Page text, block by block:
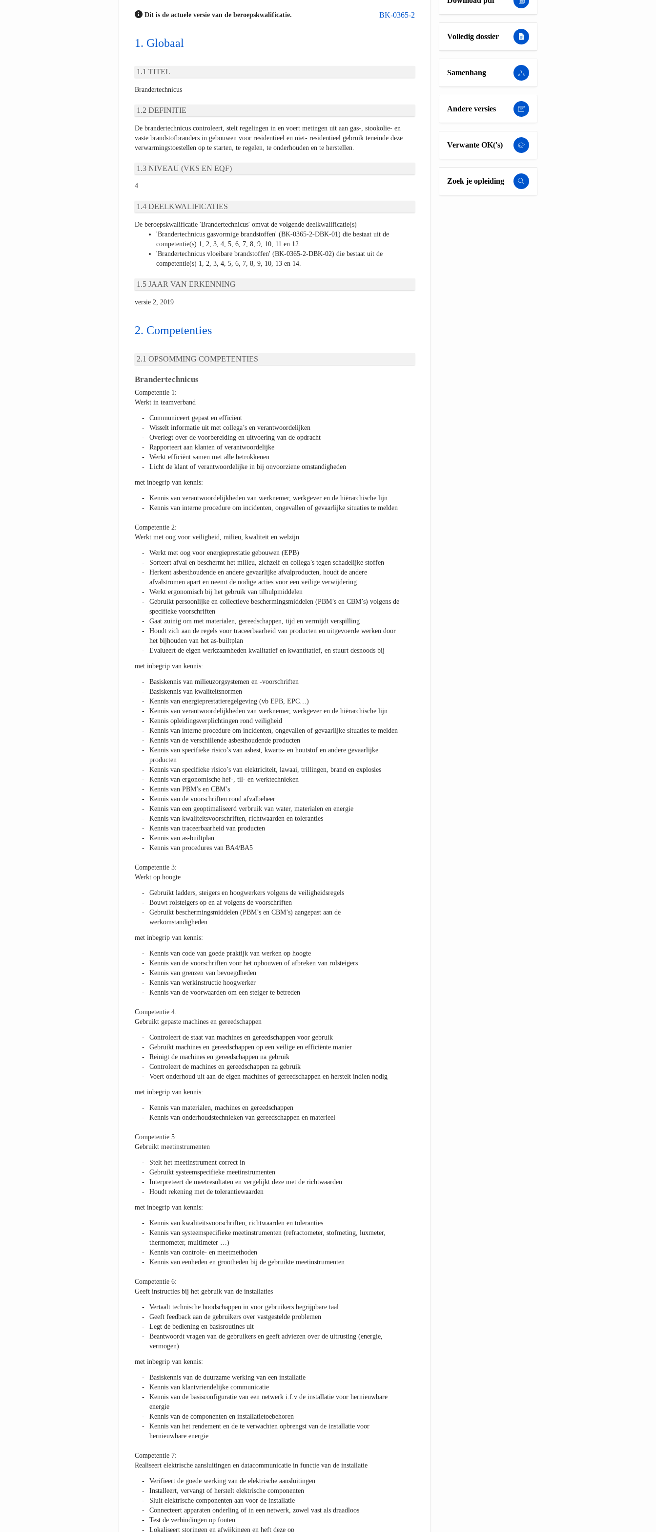
BK-0365-2
Dit is de actuele versie van de beroepskwalificatie.
Globaal
TITEL
Brandertechnicus
DEFINITIE
De brandertechnicus controleert, stelt regelingen in en voert metingen uit aan gas-, stookolie- en
vaste brandstofbranders in gebouwen voor residentieel en niet- residentieel gebruik teneinde deze
verwarmingstoestellen op te starten, te regelen, te onderhouden en te herstellen.
NIVEAU (VKS EN EQF)
4
DEELKWALIFICATIES
De beroepskwalificatie 'Brandertechnicus' omvat de volgende deelkwalificatie(s)
'Brandertechnicus gasvormige brandstoffen' (BK-0365-2-DBK-01) die bestaat uit de
competentie(s) 1, 2, 3, 4, 5, 6, 7, 8, 9, 10, 11 en 12.
'Brandertechnicus vloeibare brandstoffen' (BK-0365-2-DBK-02) die bestaat uit de
competentie(s) 1, 2, 3, 4, 5, 6, 7, 8, 9, 10, 13 en 14.
JAAR VAN ERKENNING
versie 2, 2019
Competenties
OPSOMMING COMPETENTIES
Brandertechnicus
Competentie 1:
Werkt in teamverband
Communiceert gepast en efficiënt
Wisselt informatie uit met collega’s en verantwoordelijken
Overlegt over de voorbereiding en uitvoering van de opdracht
Rapporteert aan klanten of verantwoordelijke
Werkt efficiënt samen met alle betrokkenen
Licht de klant of verantwoordelijke in bij onvoorziene omstandigheden
met inbegrip van kennis:
Kennis van verantwoordelijkheden van werknemer, werkgever en de hiërarchische lijn
Kennis van interne procedure om incidenten, ongevallen of gevaarlijke situaties te melden
Competentie 2:
Werkt met oog voor veiligheid, milieu, kwaliteit en welzijn
Werkt met oog voor energieprestatie gebouwen (EPB)
Sorteert afval en beschermt het milieu, zichzelf en collega’s tegen schadelijke stoffen
Herkent asbesthoudende en andere gevaarlijke afvalproducten, houdt de andere
afvalstromen apart en neemt de nodige acties voor een veilige verwijdering
Werkt ergonomisch bij het gebruik van tilhulpmiddelen
Gebruikt persoonlijke en collectieve beschermingsmiddelen (PBM’s en CBM’s) volgens de
specifieke voorschriften
Gaat zuinig om met materialen, gereedschappen, tijd en vermijdt verspilling
Houdt zich aan de regels voor traceerbaarheid van producten en uitgevoerde werken door
het bijhouden van het as-builtplan
Evalueert de eigen werkzaamheden kwalitatief en kwantitatief, en stuurt desnoods bij
met inbegrip van kennis:
Basiskennis van milieuzorgsystemen en -voorschriften
Basiskennis van kwaliteitsnormen
Kennis van energieprestatieregelgeving (vb EPB, EPC…)
Kennis van verantwoordelijkheden van werknemer, werkgever en de hiërarchische lijn
Kennis opleidingsverplichtingen rond veiligheid
Kennis van interne procedure om incidenten, ongevallen of gevaarlijke situaties te melden
Kennis van de verschillende asbesthoudende producten
Kennis van specifieke risico’s van asbest, kwarts- en houtstof en andere gevaarlijke
producten
Kennis van specifieke risico’s van elektriciteit, lawaai, trillingen, brand en explosies
Kennis van ergonomische hef-, til- en werktechnieken
Kennis van PBM’s en CBM’s
Kennis van de voorschriften rond afvalbeheer
Kennis van een geoptimaliseerd verbruik van water, materialen en energie
Kennis van kwaliteitsvoorschriften, richtwaarden en toleranties
Kennis van traceerbaarheid van producten
Kennis van as-builtplan
Kennis van procedures van BA4/BA5
Competentie 3:
Werkt op hoogte
Gebruikt ladders, steigers en hoogwerkers volgens de veiligheidsregels
Bouwt rolsteigers op en af volgens de voorschriften
Gebruikt beschermingsmiddelen (PBM’s en CBM’s) aangepast aan de
werkomstandigheden
met inbegrip van kennis:
Kennis van code van goede praktijk van werken op hoogte
Kennis van de voorschriften voor het opbouwen of afbreken van rolsteigers
Kennis van grenzen van bevoegdheden
Kennis van werkinstructie hoogwerker
Kennis van de voorwaarden om een steiger te betreden
Competentie 4:
Gebruikt gepaste machines en gereedschappen
Controleert de staat van machines en gereedschappen voor gebruik
Gebruikt machines en gereedschappen op een veilige en efficiënte manier
Reinigt de machines en gereedschappen na gebruik
Controleert de machines en gereedschappen na gebruik
Voert onderhoud uit aan de eigen machines of gereedschappen en herstelt indien nodig
met inbegrip van kennis:
Kennis van materialen, machines en gereedschappen
Kennis van onderhoudstechnieken van gereedschappen en materieel
Competentie 5:
Gebruikt meetinstrumenten
Stelt het meetinstrument correct in
Gebruikt systeemspecifieke meetinstrumenten
Interpreteert de meetresultaten en vergelijkt deze met de richtwaarden
Houdt rekening met de tolerantiewaarden
met inbegrip van kennis:
Kennis van kwaliteitsvoorschriften, richtwaarden en toleranties
Kennis van systeemspecifieke meetinstrumenten (refractometer, stofmeting, luxmeter,
thermometer, multimeter …)
Kennis van controle- en meetmethoden
Kennis van eenheden en grootheden bij de gebruikte meetinstrumenten
Competentie 6:
Geeft instructies bij het gebruik van de installaties
Vertaalt technische boodschappen in voor gebruikers begrijpbare taal
Geeft feedback aan de gebruikers over vastgestelde problemen
Legt de bediening en basisroutines uit
Beantwoordt vragen van de gebruikers en geeft adviezen over de uitrusting (energie,
vermogen)
met inbegrip van kennis:
Basiskennis van de duurzame werking van een installatie
Kennis van klantvriendelijke communicatie
Kennis van de basisconfiguratie van een netwerk i.f.v de installatie voor hernieuwbare
energie
Kennis van de componenten en installatietoebehoren
Kennis van het rendement en de te verwachten opbrengst van de installatie voor
hernieuwbare energie
Competentie 7:
Realiseert elektrische aansluitingen en datacommunicatie in functie van de installatie
Verifieert de goede werking van de elektrische aansluitingen
Installeert, vervangt of herstelt elektrische componenten
Sluit elektrische componenten aan voor de installatie
Connecteert apparaten onderling of in een netwerk, zowel vast als draadloos
Test de verbindingen op fouten
Lokaliseert storingen en afwijkingen en heft deze op
Volledig dossier
Samenhang
Andere versies
Verwante OK('s)
Zoek je opleiding